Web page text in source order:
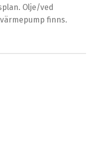
Olje/ved
finns.